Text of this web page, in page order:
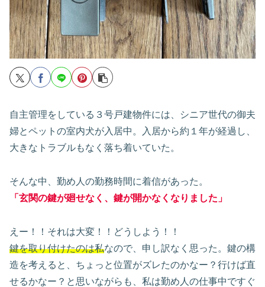
自主管理をしている３号戸建物件には、シニア世代の御夫
婦とペットの室内犬が入居中。入居から約１年が経過し、
大きなトラブルもなく落ち着いていた。
そんな中、勤め人の勤務時間に着信があった。
「玄関の鍵が廻せなく、鍵が開かなくなりました」
えー！！それは大変！！どうしよう！！
鍵を取り付けたのは私なので、申し訳なく思った。鍵の構
造を考えると、ちょっと位置がズレたのかなー？行けば直
せるかなー？と思いながらも、私は勤め人の仕事中ですぐ